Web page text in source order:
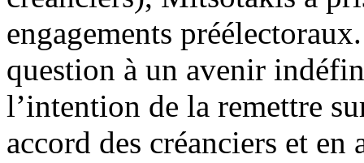
engagements
question à un avenir
l’intention de la remettre
accord des créanciers et